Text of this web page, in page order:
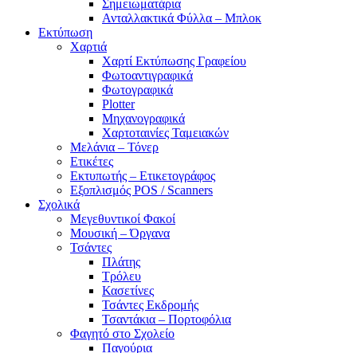
Σημειωματάρια
Ανταλλακτικά Φύλλα – Μπλοκ
Εκτύπωση
Χαρτιά
Χαρτί Εκτύπωσης Γραφείου
Φωτοαντιγραφικά
Φωτογραφικά
Plotter
Μηχανογραφικά
Χαρτοταινίες Ταμειακών
Μελάνια – Τόνερ
Ετικέτες
Εκτυπωτής – Ετικετογράφος
Εξοπλισμός POS / Scanners
Σχολικά
Μεγεθυντικοί Φακοί
Μουσική – Όργανα
Τσάντες
Πλάτης
Τρόλευ
Κασετίνες
Τσάντες Εκδρομής
Τσαντάκια – Πορτοφόλια
Φαγητό στο Σχολείο
Παγούρια